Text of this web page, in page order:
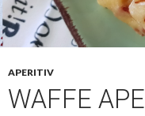
APERITIV
WAFFE